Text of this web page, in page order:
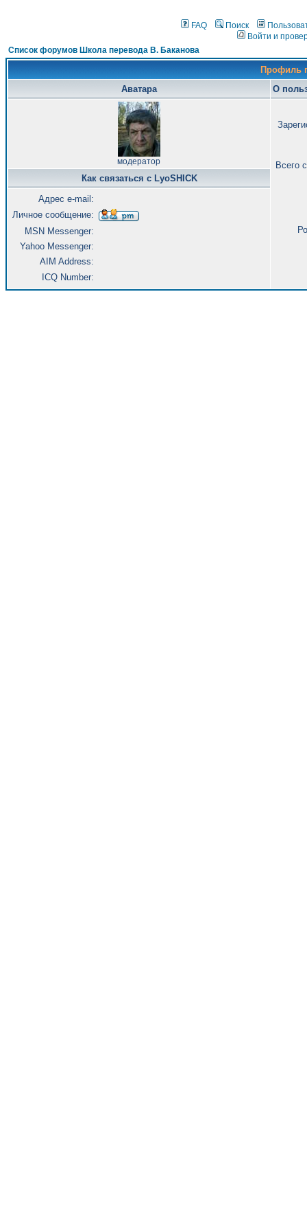
FAQ Поиск
Войти и
Список форумов Школа перевода В. Баканова
Профиль
Аватара
О
модератор Всего
Как связаться с LyoSHICK
Адрес e-mail:
Личное сообщение:
MSN Messenger:
Yahoo Messenger:
AIM Address:
ICQ Number: